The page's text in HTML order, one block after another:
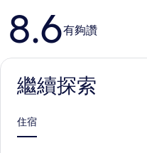
評
論
8.6有夠讚
繼續探索
住宿